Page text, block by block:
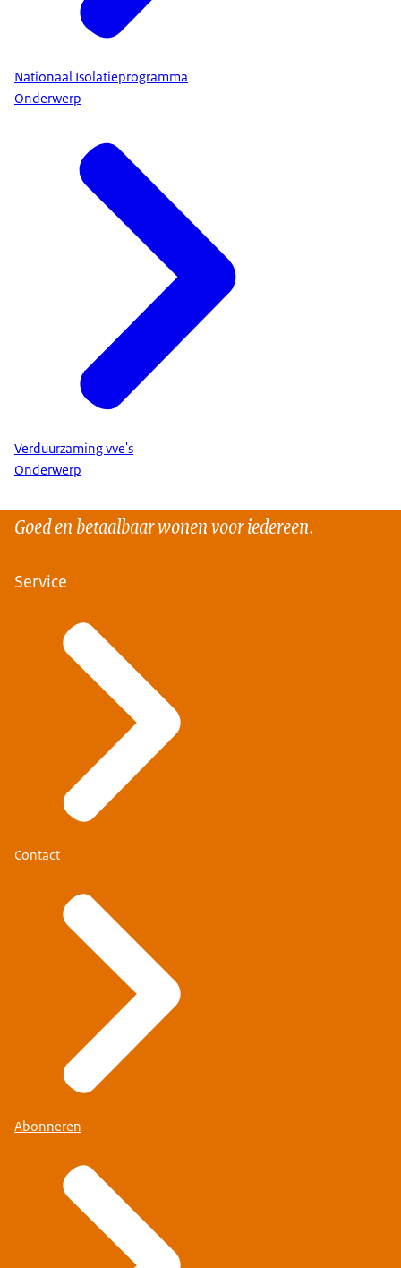
Nationaal Isolatieprogramma
Onderwerp
Verduurzaming vve's
Onderwerp
Goed en betaalbaar wonen voor iedereen.
Service
Contact
Abonneren